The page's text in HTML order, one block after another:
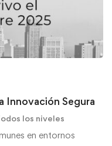
Innovación Segura
los niveles
en entornos